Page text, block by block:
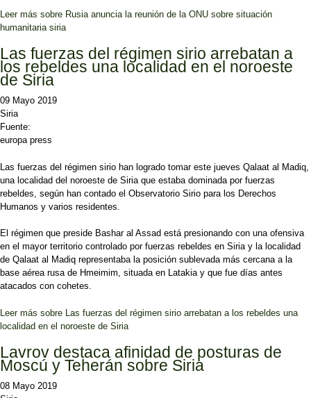
Leer más sobre Rusia anuncia la reunión de la ONU sobre situación
humanitaria siria
Las fuerzas del régimen sirio arrebatan a
los rebeldes una localidad en el noroeste
de Siria
09 Mayo 2019
Siria
Fuente:
europa press
Las fuerzas del régimen sirio han logrado tomar este jueves Qalaat al Madiq,
una localidad del noroeste de Siria que estaba dominada por fuerzas
rebeldes, según han contado el Observatorio Sirio para los Derechos
Humanos y varios residentes.
El régimen que preside Bashar al Assad está presionando con una ofensiva
en el mayor territorio controlado por fuerzas rebeldes en Siria y la localidad
de Qalaat al Madiq representaba la posición sublevada más cercana a la
base aérea rusa de Hmeimim, situada en Latakia y que fue días antes
atacados con cohetes.
Leer más sobre Las fuerzas del régimen sirio arrebatan a los rebeldes una
localidad en el noroeste de Siria
Lavrov destaca afinidad de posturas de
Moscú y Teherán sobre Siria
08 Mayo 2019